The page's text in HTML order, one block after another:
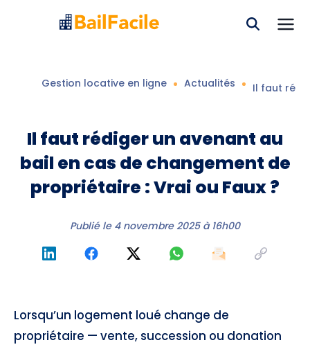
Gestion locative en ligne Actualités Il faut
Il faut rédiger un avenant au
bail en cas de changement de
propriétaire : Vrai ou Faux ?
Publié le 4 novembre 2025 à 16h00
Lorsqu’un logement loué change de
propriétaire — vente, succession ou donation